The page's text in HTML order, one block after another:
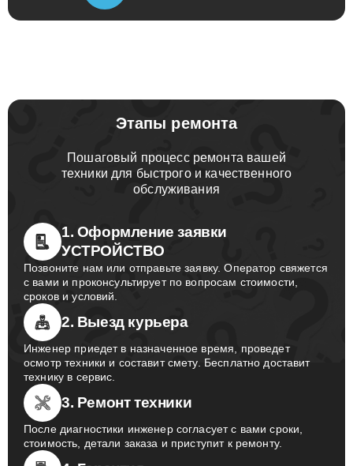
Пошаговый процесс ремонта вашей
техники для быстрого и качественного
1. Оформление заявки
УСТРОЙСТВО
Позвоните нам или отправьте заявку. Оператор свяжется
с вами и проконсультирует по вопросам стоимости,
сроков и условий.
Инженер приедет в назначенное время, проведет
осмотр техники и составит смету. Бесплатно доставит
технику в сервис.
После диагностики инженер согласует с вами сроки,
стоимость, детали заказа и приступит к ремонту.